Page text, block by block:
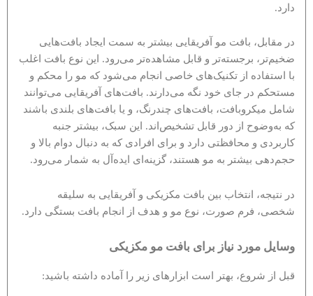
دارد.
در مقابل، بافت مو آفریقایی بیشتر به سمت ایجاد بافت‌هایی
ضخیم‌تر، برجسته‌تر و قابل مشاهده‌تر می‌رود. این نوع بافت اغلب
با استفاده از تکنیک‌های خاصی انجام می‌شود که مو را محکم و
مستحکم در جای خود نگه می‌دارند. بافت‌های آفریقایی می‌توانند
شامل میکروبافت، بافت‌های چندرنگ، و یا بافت‌های بلندی باشند
که به‌وضوح از دور قابل تشخیص‌اند. این سبک، بیشتر جنبه
کاربردی و محافظتی دارد و برای افرادی که به دنبال دوام بالا و
حجم‌دهی بیشتر به مو هستند، گزینه‌ای ایده‌آل به شمار می‌رود.
در نتیجه، انتخاب بین بافت مکزیکی و آفریقایی به سلیقه
شخصی، فرم صورت، نوع مو و هدف از انجام بافت بستگی دارد.
وسایل مورد نیاز برای بافت مو مکزیکی
قبل از شروع، بهتر است ابزارهای زیر را آماده داشته باشید: